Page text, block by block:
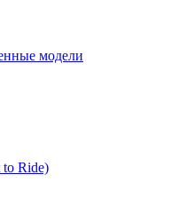
модели
to Ride)